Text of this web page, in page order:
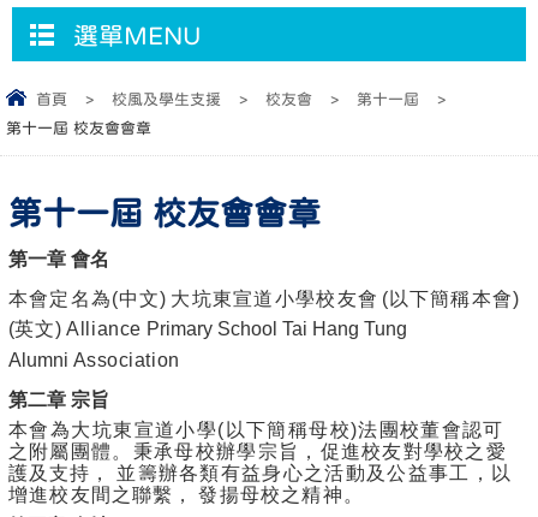
選單MENU
首頁 > 校風及學生支援 > 校友會 > 第十一屆
>
第十一屆 校友會會章
第十一屆 校友會會章
第一章 會名
本會定名為(中文) 大坑東宣道小學校友會 (以下簡稱本會)
(英文)Alliance Primary School Tai Hang Tung
Alumni Association
第二章 宗旨
本會為大坑東宣道小學(以下簡稱母校)法團校董會認可
之附屬團體。 秉承母校辦學宗 旨，促進校友對學校之愛
護及支持，
並籌辦各類有益身心之活動及公益事工，以
增進校友間之聯繫， 發揚母校之精神。